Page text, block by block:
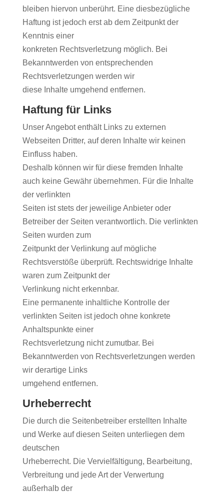
bleiben hiervon unberührt. Eine diesbezügliche
Haftung ist jedoch erst ab dem Zeitpunkt der
Kenntnis einer
konkreten Rechtsverletzung möglich. Bei
Bekanntwerden von entsprechenden
Rechtsverletzungen werden wir
diese Inhalte umgehend entfernen.
Haftung für Links
Unser Angebot enthält Links zu externen
Webseiten Dritter, auf deren Inhalte wir keinen
Einfluss haben.
Deshalb können wir für diese fremden Inhalte
auch keine Gewähr übernehmen. Für die Inhalte
der verlinkten
Seiten ist stets der jeweilige Anbieter oder
Betreiber der Seiten verantwortlich. Die verlinkten
Seiten wurden zum
Zeitpunkt der Verlinkung auf mögliche
Rechtsverstöße überprüft. Rechtswidrige Inhalte
waren zum Zeitpunkt der
Verlinkung nicht erkennbar.
Eine permanente inhaltliche Kontrolle der
verlinkten Seiten ist jedoch ohne konkrete
Anhaltspunkte einer
Rechtsverletzung nicht zumutbar. Bei
Bekanntwerden von Rechtsverletzungen werden
wir derartige Links
umgehend entfernen.
Urheberrecht
Die durch die Seitenbetreiber erstellten Inhalte
und Werke auf diesen Seiten unterliegen dem
deutschen
Urheberrecht. Die Vervielfältigung, Bearbeitung,
Verbreitung und jede Art der Verwertung
außerhalb der